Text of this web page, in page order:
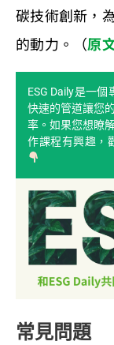
碳技術創新，
的動力。（原
ESG Daily是一
快速的管道讓您
率。如果您想瞭
作課程有興趣，
常見問題